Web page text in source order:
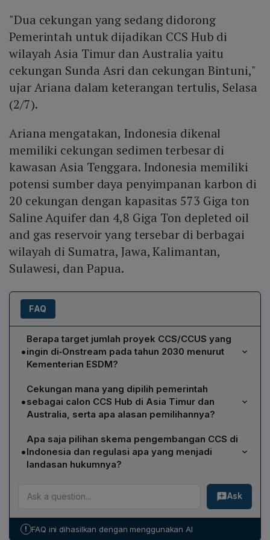
"Dua cekungan yang sedang didorong
Pemerintah untuk dijadikan CCS Hub di
wilayah Asia Timur dan Australia yaitu
cekungan Sunda Asri dan cekungan Bintuni,"
ujar Ariana dalam keterangan tertulis, Selasa
(2/7).
Ariana mengatakan, Indonesia dikenal
memiliki cekungan sedimen terbesar di
kawasan Asia Tenggara. Indonesia memiliki
potensi sumber daya penyimpanan karbon di
20 cekungan dengan kapasitas 573 Giga ton
Saline Aquifer dan 4,8 Giga Ton depleted oil
and gas reservoir yang tersebar di berbagai
wilayah di Sumatra, Jawa, Kalimantan,
Sulawesi, dan Papua.
FAQ
•
Berapa target jumlah proyek CCS/CCUS yang
ingin di‑Onstream pada tahun 2030 menurut
Kementerian ESDM?
Kementerian Energi dan Sumber Daya Mineral
menargetkan agar sebanyak 15 proyek Carbon
Capture and Storage serta Carbon Capture Utilisation
and Storage (CCS/CCUS) dapat beroperasi (Onstream)
pada tahun 2030.
•
Cekungan mana yang dipilih pemerintah
sebagai calon CCS Hub di Asia Timur dan
Australia, serta apa alasan pemilihannya?
Pemerintah mendorong dua cekungan sebagai CCS
Hub, yaitu cekungan Sunda Asri untuk Asia Timur dan
cekungan Bintuni untuk Australia. Kedua cekungan
dipilih karena memiliki potensi penyimpanan karbon
yang signifikan serta posisi geografis yang strategis
untuk mendukung jaringan CCS regional.
•
Apa saja pilihan skema pengembangan CCS di
Indonesia dan regulasi apa yang menjadi
landasan hukumnya?
Skema CCS di Indonesia terbagi menjadi dua pilihan:
pertama, pelaksanaan berdasarkan Kontrak Kerja Sama
Migas, di mana kontraktor dapat mengusulkan kegiatan
pengembangan sebagai usaha tersendiri melalui Izin
Ask
! FAQ ini dihasilkan dengan menggunakan AI